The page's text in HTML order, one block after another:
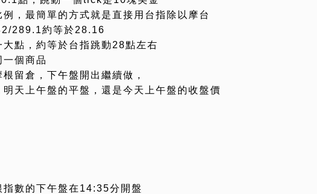
，最簡單的方式就是直接用台指除以摩台
289.1約等於28.16
大點，約等於台指跳動28點左右
一個商品
留倉，下午盤開出繼續做，
明天上午盤的平盤，還是今天上午盤的收盤價
指數的下午盤在14:35分開盤